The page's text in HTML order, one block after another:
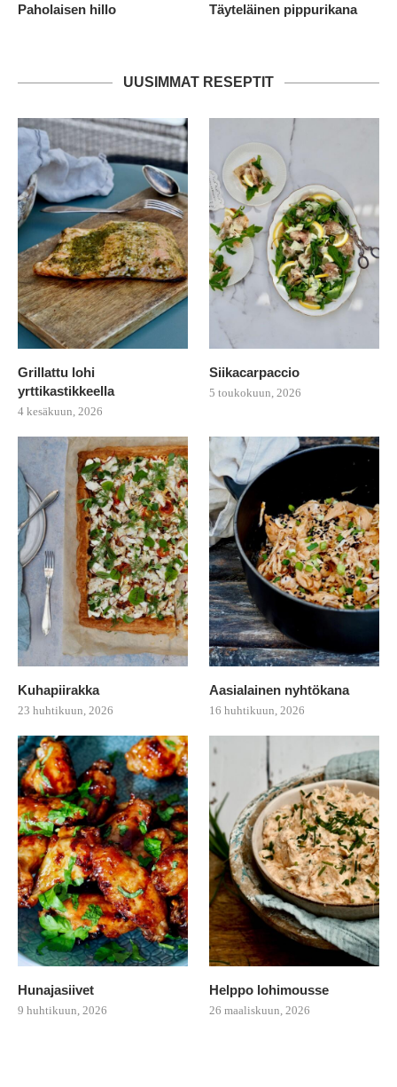
Paholaisen hillo Täyteläinen pippurikana
UUSIMMAT RESEPTIT
Grillattu lohi
yrttikastikkeella
4 kesäkuun, 2026
Siikacarpaccio
5 toukokuun, 2026
Kuhapiirakka
23 huhtikuun, 2026
Aasialainen nyhtökana
16 huhtikuun, 2026
Hunajasiivet
9 huhtikuun, 2026
Helppo lohimousse
26 maaliskuun, 2026